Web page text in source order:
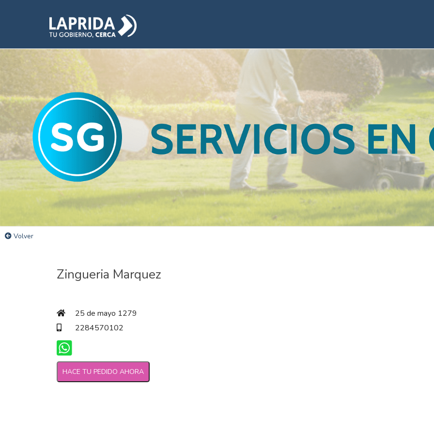
Volver
Zingueria Marquez
25 de mayo 1279
2284570102
HACE TU PEDIDO AHORA